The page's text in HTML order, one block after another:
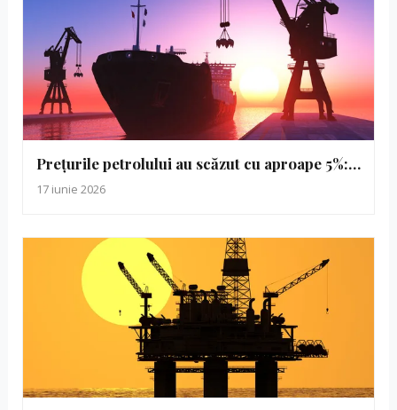
Prețurile petrolului au scăzut cu aproape 5%:…
17 iunie 2026